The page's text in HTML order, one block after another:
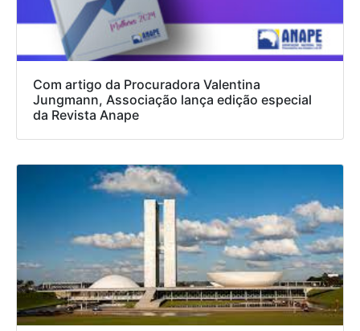
Com artigo da Procuradora Valentina
Jungmann, Associação lança edição especial
da Revista Anape